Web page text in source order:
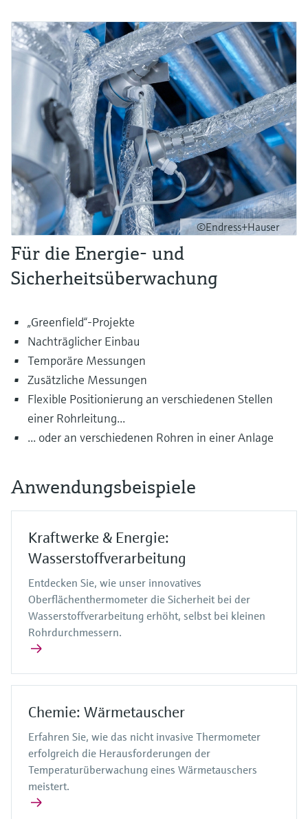
©Endress+Hauser
Für die Energie- und
Sicherheitsüberwachung
„Greenfield“-Projekte
Nachträglicher Einbau
Temporäre Messungen
Zusätzliche Messungen
Flexible Positionierung an verschiedenen Stellen
einer Rohrleitung...
... oder an verschiedenen Rohren in einer Anlage
Anwendungsbeispiele
Kraftwerke & Energie:
Wasserstoffverarbeitung
Entdecken Sie, wie unser innovatives
Oberflächenthermometer die Sicherheit bei der
Wasserstoffverarbeitung erhöht, selbst bei kleinen
Rohrdurchmessern.
Chemie: Wärmetauscher
Erfahren Sie, wie das nicht invasive Thermometer
erfolgreich die Herausforderungen der
Temperaturüberwachung eines Wärmetauschers
meistert.